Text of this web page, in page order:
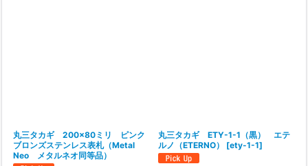
丸三タカギ 200×80ミリ ピンク
ブロンズステンレス表札（Metal
Neo メタルネオ同等品）
丸三タカギ ETY-1-1（黒） エテ
ルノ（ETERNO）
[ety-1-1]